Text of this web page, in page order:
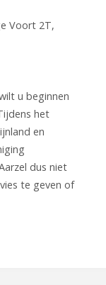
Voort 2T,
u beginnen
het
en
dus niet
te geven of